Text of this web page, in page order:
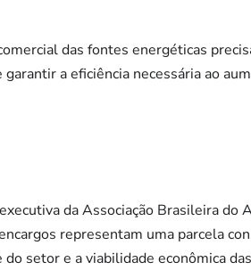
das fontes energéticas
garantir a eficiência necessária ao
da Associação Brasileira do
representam uma parcela
do setor e a viabilidade econômica